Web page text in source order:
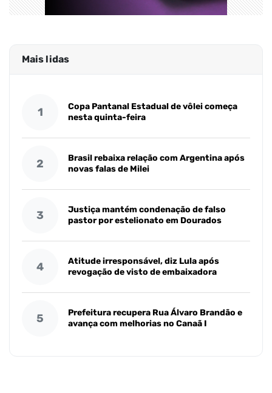
Mais lidas
1
Copa Pantanal Estadual de vôlei começa
nesta quinta-feira
2
Brasil rebaixa relação com Argentina após
novas falas de Milei
3
Justiça mantém condenação de falso
pastor por estelionato em Dourados
4
Atitude irresponsável, diz Lula após
revogação de visto de embaixadora
5
Prefeitura recupera Rua Álvaro Brandão e
avança com melhorias no Canaã I